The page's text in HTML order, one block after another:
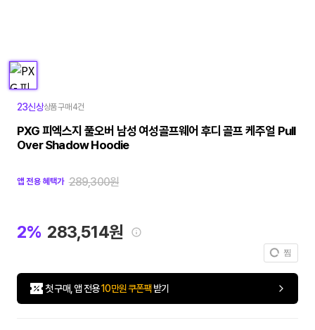
23신상상품 구매 4건
PXG 피엑스지 풀오버 남성 여성골프웨어 후디 골프 케주얼 Pull
Over Shadow Hoodie
앱 전용 혜택가 289,300원
2% 283,514원
찜
첫 구매, 앱 전용10만원 쿠폰팩 받기